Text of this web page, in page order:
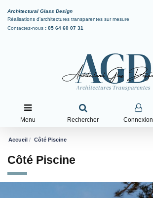
Architectural Glass Design
Réalisations d'architectures transparentes sur mesure
Contactez-nous : 05 64 60 07 31
Menu Rechercher Connexion
Accueil Côté Piscine
Côté Piscine